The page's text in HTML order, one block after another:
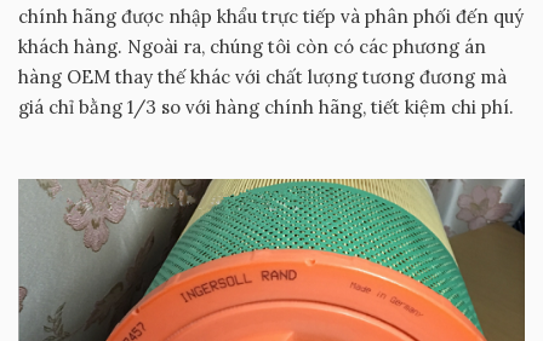
chính hãng được nhập khẩu trực tiếp và phân phối đến quý
khách hàng. Ngoài ra, chúng tôi còn có các phương án
hàng OEM thay thế khác với chất lượng tương đương mà
giá chỉ bằng 1/3 so với hàng chính hãng, tiết kiệm chi phí.